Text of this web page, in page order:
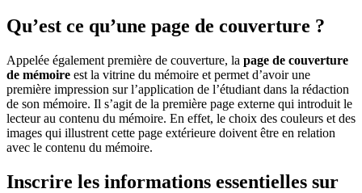
Qu’est ce qu’une page de couverture ?
Appelée également première de couverture, la page de couverture
de mémoire est la vitrine du mémoire et permet d’avoir une
première impression sur l’application de l’étudiant dans la rédaction
de son mémoire. Il s’agit de la première page externe qui introduit le
lecteur au contenu du mémoire. En effet, le choix des couleurs et des
images qui illustrent cette page extérieure doivent être en relation
avec le contenu du mémoire.
Inscrire les informations essentielles sur